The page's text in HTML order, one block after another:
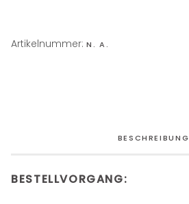
Artikelnummer:N. A.
BESCHREIBUNG
BESTELLVORGANG: